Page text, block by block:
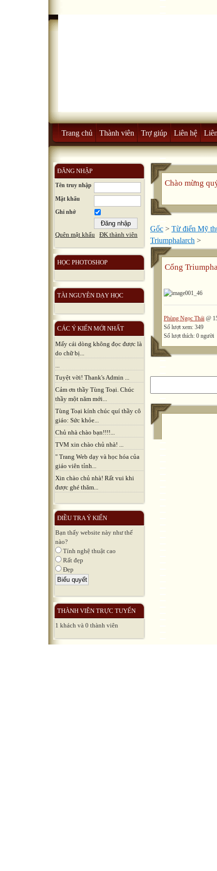
Trang chủ Thành viên Trợ giúp Liên hệ
ĐĂNG NHẬP
Tên truy nhập
Mật khẩu
Ghi nhớ
Quên mật khẩu ĐK thành viên
HỌC PHOTOSHOP
TÀI NGUYÊN DẠY HỌC
CÁC Ý KIẾN MỚI NHẤT
Mấy cái dòng không đọc được là
do chữ bị...
...
Tuyệt vời! Thank's Admin ...
Cảm ơn thầy Tùng Toại. Chúc
thầy một năm mới...
Tùng Toại kính chúc quí thầy cô
giáo: Sức khỏe...
Chủ nhà chào bạn!!!!...
TVM xin chào chủ nhà! ...
" Trang Web dạy và học hóa của
giáo viên tỉnh...
Xin chào chủ nhà! Rất vui khi
được ghé thăm...
ĐIỀU TRA Ý KIẾN
Bạn thấy website này như thế
nào?
Tính nghệ thuật cao
Rất đẹp
Đẹp
THÀNH VIÊN TRỰC TUYẾN
1 khách và 0 thành viên
Chào mừng
Gốc > Từ điển Mỹ
Triumphalarch >
Cổng
Phùng Ngọc Thái @
Số lượt xem: 349
Số lượt thích: 0 người